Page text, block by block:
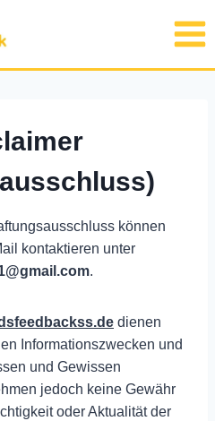
können
kontaktieren unter
.
dienen
Informationszwecken und
und Gewissen
jedoch keine Gewähr
oder Aktualität der